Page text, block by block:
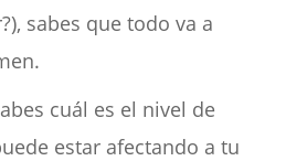
sabes que todo va a
cuál es el nivel de
estar afectando a tu